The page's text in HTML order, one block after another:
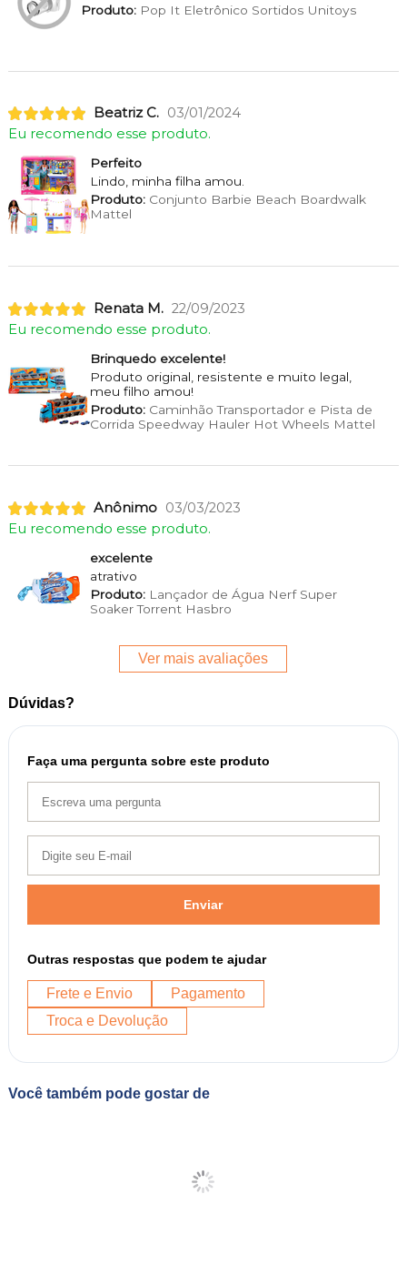
Produto:Pop It Eletrônico Sortidos Unitoys
Beatriz C. 03/01/2024
Eu recomendo esse produto.
Perfeito
Lindo, minha filha amou.
Produto:Conjunto Barbie Beach Boardwalk
Mattel
Renata M. 22/09/2023
Eu recomendo esse produto.
Brinquedo excelente!
Produto original, resistente e muito legal,
meu filho amou!
Produto:Caminhão Transportador e Pista de
Corrida Speedway Hauler Hot Wheels Mattel
Anônimo 03/03/2023
Eu recomendo esse produto.
excelente
atrativo
Produto:Lançador de Água Nerf Super
Soaker Torrent Hasbro
Ver mais avaliações
Dúvidas?
Faça uma pergunta sobre este produto
Enviar
Outras respostas que podem te ajudar
Frete e Envio
Pagamento
Troca e Devolução
Você também pode gostar de